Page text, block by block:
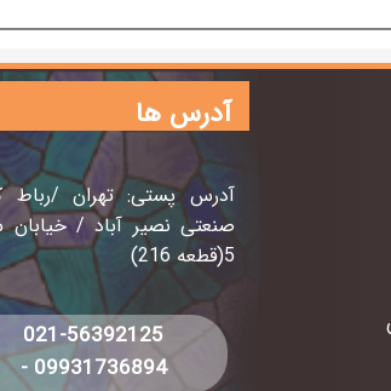
آدرس ها
آدرس پستی: تهران /
5(قطعه 216)
021-56392125
09931736894
-